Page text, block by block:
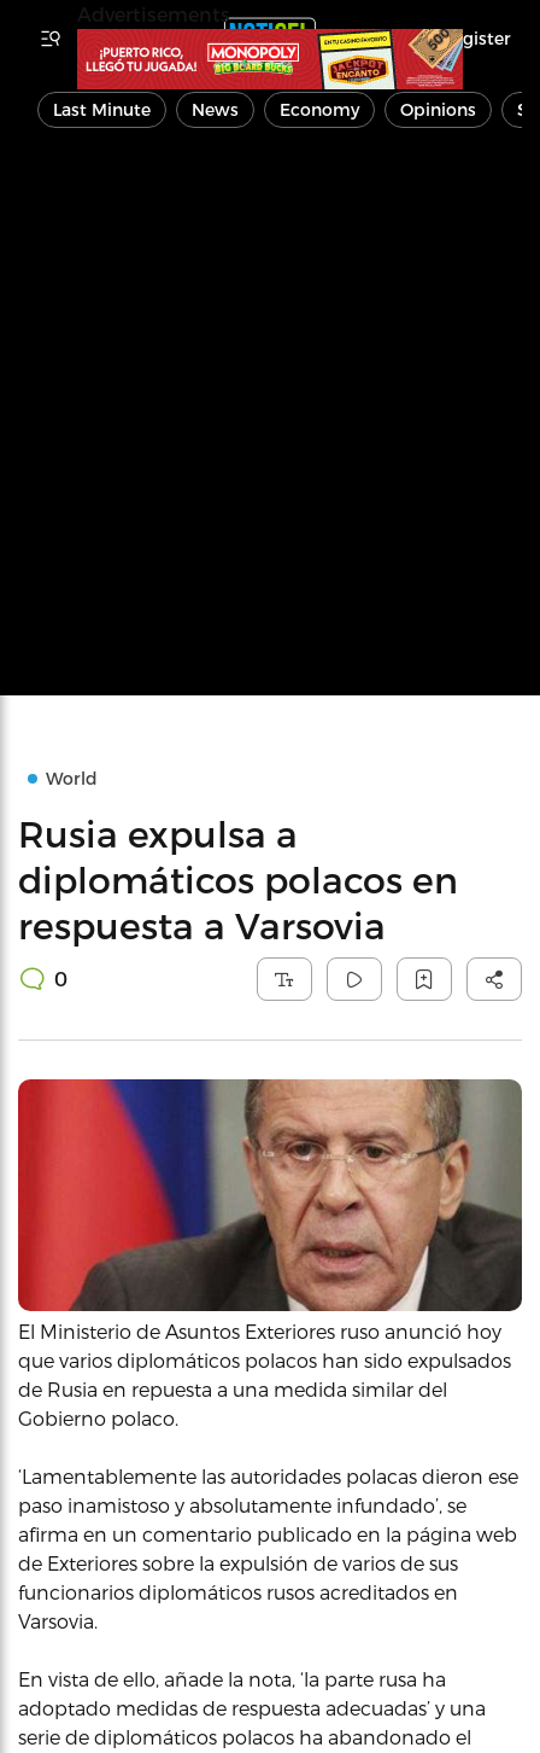
Register
Last Minute News Economy Opinions
World
Rusia expulsa a
diplomáticos polacos en
respuesta a Varsovia
0
El Ministerio de Asuntos Exteriores ruso anunció hoy
que varios diplomáticos polacos han sido expulsados
de Rusia en repuesta a una medida similar del
Gobierno polaco.
‘Lamentablemente las autoridades polacas dieron ese
paso inamistoso y absolutamente infundado’, se
afirma en un comentario publicado en la página web
de Exteriores sobre la expulsión de varios de sus
funcionarios diplomáticos rusos acreditados en
Varsovia.
En vista de ello, añade la nota, ‘la parte rusa ha
adoptado medidas de respuesta adecuadas’ y una
serie de diplomáticos polacos ha abandonado el
Advertisements